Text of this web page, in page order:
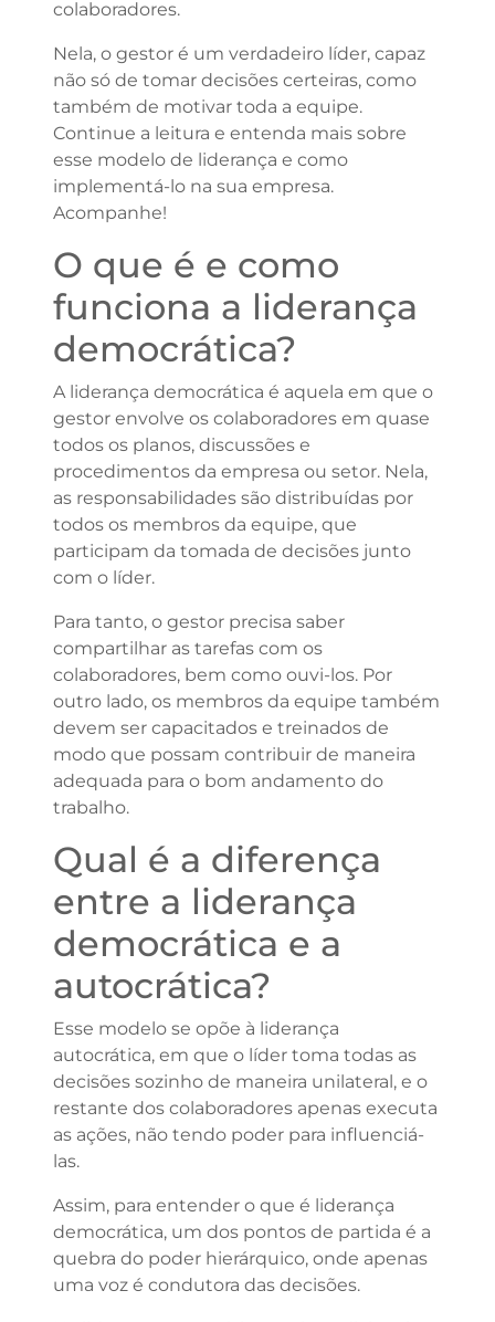
colaboradores.
Nela, o gestor é um verdadeiro líder, capaz
não só de tomar decisões certeiras, como
também de motivar toda a equipe.
Continue a leitura e entenda mais sobre
esse modelo de liderança e como
implementá-lo na sua empresa.
Acompanhe!
O que é e como
funciona a liderança
democrática?
A liderança democrática é aquela em que o
gestor envolve os colaboradores em quase
todos os planos, discussões e
procedimentos da empresa ou setor. Nela,
as responsabilidades são distribuídas por
todos os membros da equipe, que
participam da tomada de decisões junto
com o líder.
Para tanto, o gestor precisa saber
compartilhar as tarefas com os
colaboradores, bem como ouvi-los. Por
outro lado, os membros da equipe também
devem ser capacitados e treinados de
modo que possam contribuir de maneira
adequada para o bom andamento do
trabalho.
Qual é a diferença
entre a liderança
democrática e a
autocrática?
Esse modelo se opõe à liderança
autocrática, em que o líder toma todas as
decisões sozinho de maneira unilateral, e o
restante dos colaboradores apenas executa
as ações, não tendo poder para influenciá-
las.
Assim, para entender o que é liderança
democrática, um dos pontos de partida é a
quebra do poder hierárquico, onde apenas
uma voz é condutora das decisões.